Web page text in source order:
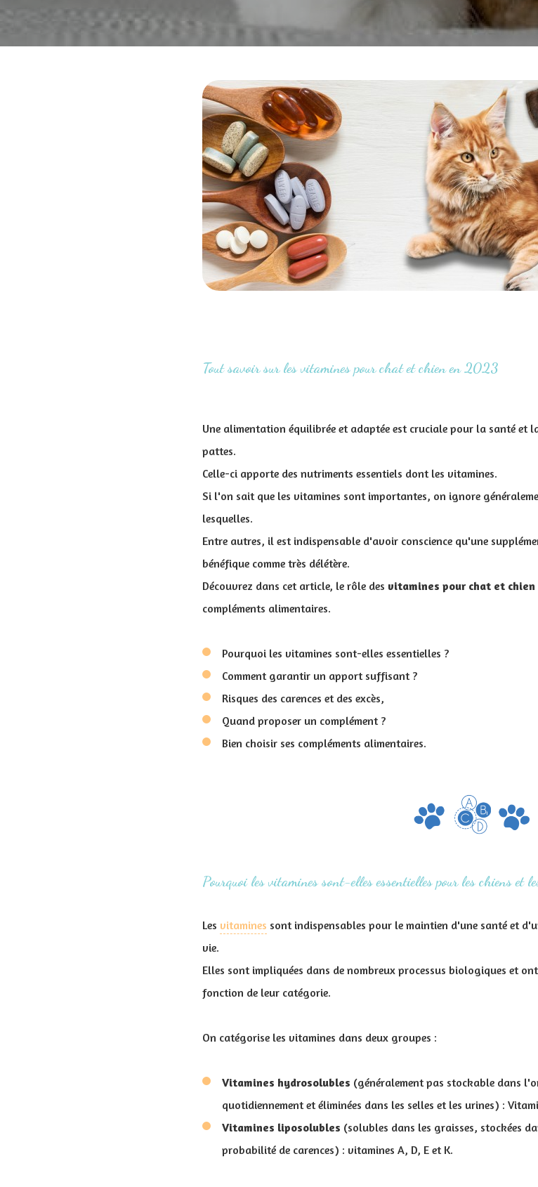
Tout savoir sur les vitamines pour chat et chien en 2023
Une alimentation équilibrée et adaptée est cruciale pour la santé et
pattes.
Celle-ci apporte des nutriments essentiels dont les vitamines.
Si l'on sait que les vitamines sont importantes, on ignore
lesquelles.
Entre autres, il est indispensable d'avoir conscience qu'une
bénéfique comme très délétère.
Découvrez dans cet article, le rôle des vitamines pour chat et chien
compléments alimentaires.
Pourquoi les vitamines sont-elles essentielles ?
Comment garantir un apport suffisant ?
Risques des carences et des excès,
Quand proposer un complément ?
Bien choisir ses compléments alimentaires.
Pourquoi les vitamines sont-elles essentielles pour les chiens et
Les vitamines sont indispensables pour le maintien d'une santé et
vie.
Elles sont impliquées dans de nombreux processus biologiques et
fonction de leur catégorie.
On catégorise les vitamines dans deux groupes :
Vitamines hydrosolubles (généralement pas stockable dans
quotidiennement et éliminées dans les selles et les urines) :
Vitamines liposolubles (solubles dans les graisses, stockées
probabilité de carences) : vitamines A, D, E et K.